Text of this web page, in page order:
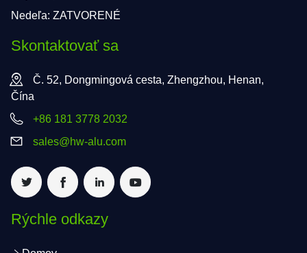
Nedeľa: ZATVORENÉ
Skontaktovať sa
Č. 52, Dongmingová cesta, Zhengzhou, Henan,
Čína
+86 181 3778 2032
sales@hw-alu.com
Rýchle odkazy